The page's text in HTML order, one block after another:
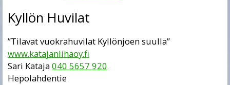
Kyllön Huvilat
”Tilavat vuokrahuvilat Kyllönjoen suulla”
www.katajanlihaoy.fi
Sari Kataja040 5657 920
Hepolahdentie